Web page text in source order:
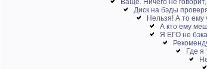
Ваще. Ничего не
Диск на бэды
Нельзя! А то ему
А кто ему
Я ЕГО не
Где я